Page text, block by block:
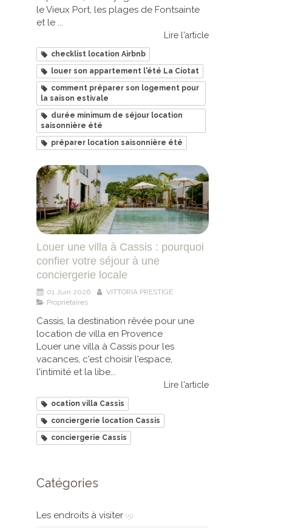
le Vieux Port, les plages de Fontsainte
et le ...
Lire l'article
checklist location Airbnb
louer son appartement l'été La Ciotat
comment préparer son logement pour
la saison estivale
durée minimum de séjour location
saisonnière été
préparer location saisonnière été
Louer une villa à Cassis : pourquoi
confier votre séjour à une
conciergerie locale
01 Juin 2026
VITTORIA PRESTIGE
Propriétaires
Cassis, la destination rêvée pour une
location de villa en Provence
Louer une villa à Cassis pour les
vacances, c'est choisir l'espace,
l'intimité et la libe...
Lire l'article
ocation villa Cassis
conciergerie location Cassis
conciergerie Cassis
Catégories
Les endroits à visiter (5)